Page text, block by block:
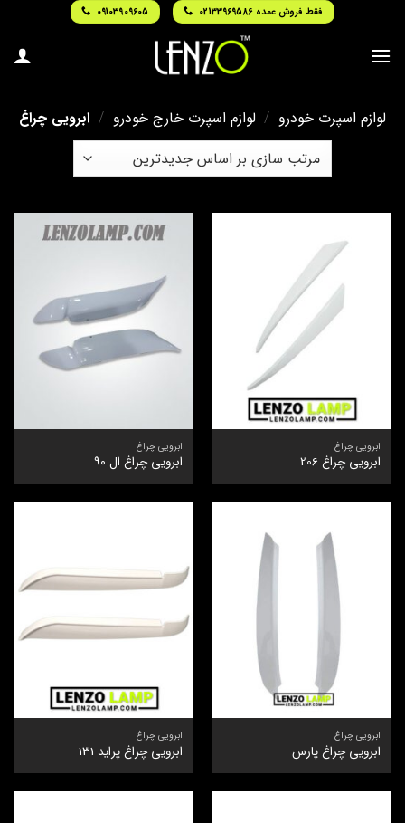
content
فقط فروش عمده 02133969586 09103909605
لوازم اسپرت خودرو / لوازم اسپرت خارج خودرو / ابرویی چراغ
ابرویی چراغ
ابرویی چراغ 206
ابرویی چراغ
ابرویی چراغ ال ۹۰
ابرویی چراغ
ابرویی چراغ پارس
ابرویی چراغ
ابرویی چراغ پراید 131